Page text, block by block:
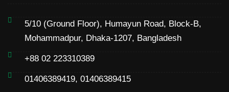
5/10 (Ground Floor), Humayun Road, Block-B,
Mohammadpur, Dhaka-1207, Bangladesh
+88 02 223310389
01406389419, 01406389415